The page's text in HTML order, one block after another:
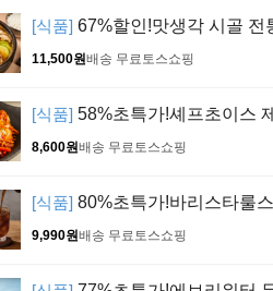
[식품] 67%할인!맛생각 시골 전
11,500원배송 무료토스쇼핑
[식품] 58%초특가!셰프초이스
8,600원배송 무료토스쇼핑
[식품] 80%초특가!바리스타룰
9,990원배송 무료토스쇼핑